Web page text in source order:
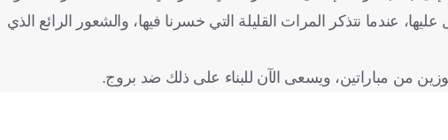
عندما نتذكر المرات القليلة التي خسرنا فيها، والشعور الرائع الذي
من مباراتين، ويسعى الآن للبناء على ذلك ضد بروج.